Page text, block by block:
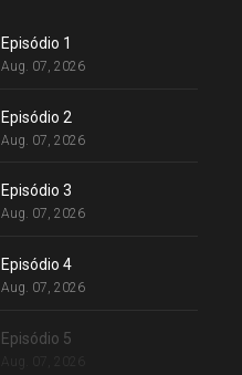
Episódio 1
Aug. 07, 2026
Episódio 2
Aug. 07, 2026
Episódio 3
Aug. 07, 2026
Episódio 4
Aug. 07, 2026
Episódio 5